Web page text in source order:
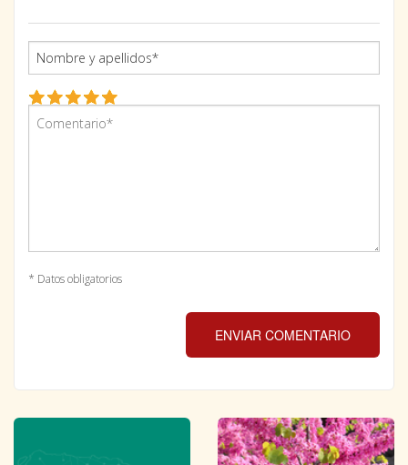
* Datos obligatorios
ENVIAR COMENTARIO